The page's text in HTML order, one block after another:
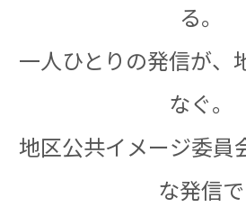
る。
一人ひとりの発信が、
なぐ。
地区公共イメージ委員
な発信で